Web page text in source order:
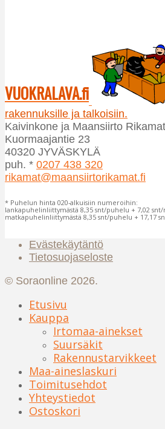
tuotteen
sivulla.
Voit
VUOKRALAVA.fi
rakennuksille ja talkoisiin.
Kaivinkone ja Maansiirto
Kuormaajantie 23
40320 JYVÄSKYLÄ
puh. * 0207 438 320
rikamat@maansiirtorikamat.fi
* Puhelun hinta 020-alkuisiin numeroihin:
lankapuhelinliittymästä 8,35 snt/puhelu + 7,02 snt/
matkapuhelinliittymästä 8,35 snt/puhelu + 17,17
Evästekäytäntö
Tietosuojaseloste
© Soraonline 2026.
Etusivu
Kauppa
Irtomaa-ainekset
Suursäkit
Rakennustarvikkeet
Maa-aineslaskuri
Toimitusehdot
Yhteystiedot
Ostoskori